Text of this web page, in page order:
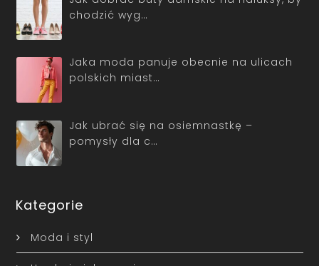
chodzić wyg…
Jaka moda panuje obecnie na ulicach
polskich miast…
Jak ubrać się na osiemnastkę –
pomysły dla c…
Kategorie
Moda i styl